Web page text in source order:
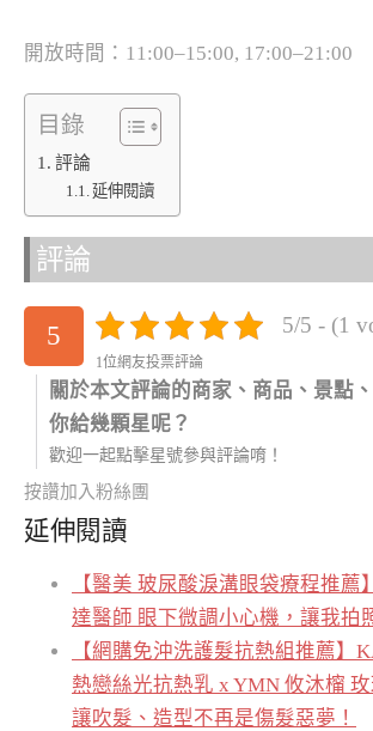
開放時間：11:00–15:00, 17:00–21:00
目錄
評論
延伸閱讀
評論
5 5/5 - (1
1位網友投票評論
關於本文評論的商家、商品、景點
你給幾顆星呢？
歡迎一起點擊星號參與評論唷！
按讚加入粉絲團
延伸閱讀
【醫美 玻尿酸淚溝眼袋療程推薦
達醫師 眼下微調小心機，讓我拍
【網購免沖洗護髮抗熱組推薦】
熱戀絲光抗熱乳 x YMN 攸沐橣 玫
讓吹髮、造型不再是傷髮惡夢！